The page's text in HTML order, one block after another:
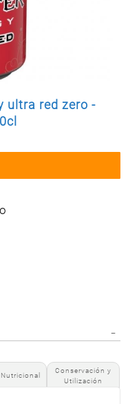
ultra red zero -
Conservación y
Utilización